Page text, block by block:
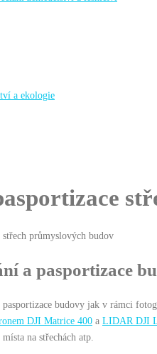
a ekologie
střech průmyslových budov
a pasportizace
budovy jak v rámci
DJI Matrice 400 a LIDAR DJI
na střechách atp.